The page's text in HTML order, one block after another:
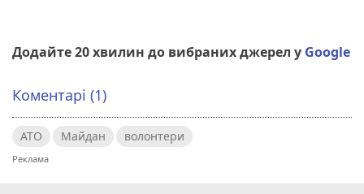
Додайте 20 хвилин до вибраних джерел у Google
Коментарі (1)
АТО Майдан волонтери